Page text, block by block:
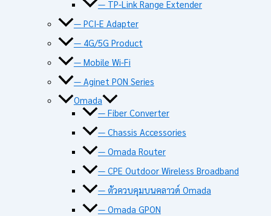
— TP-Link Range Extender
— PCI-E Adapter
— 4G/5G Product
— Mobile Wi-Fi
— Aginet PON Series
Omada
— Fiber Converter
— Chassis Accessories
— Omada Router
— CPE Outdoor Wireless Broadband
— ตัวควบคุมบนคลาวด์ Omada
— Omada GPON